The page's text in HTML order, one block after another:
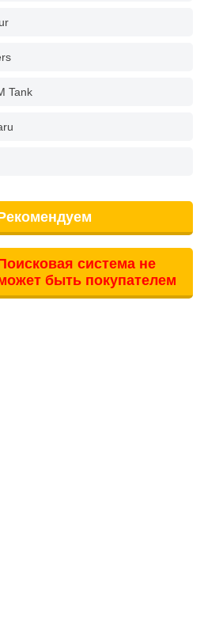
Tank
система не
быть покупателем